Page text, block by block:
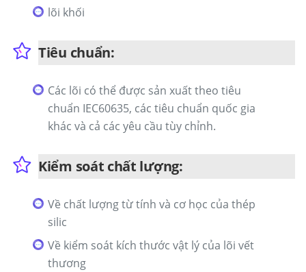
lõi khối
Tiêu chuẩn:
Các lõi có thể được sản xuất theo tiêu
chuẩn IEC60635, các tiêu chuẩn quốc gia
khác và cả các yêu cầu tùy chỉnh.
Kiểm soát chất lượng:
Về chất lượng từ tính và cơ học của thép
silic
Về kiểm soát kích thước vật lý của lõi vết
thương